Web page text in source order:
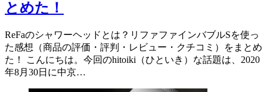
とめた！
ReFaのシャワーヘッドとは？リファファインバブルSを使っ
た感想（商品の評価・評判・レビュー・クチコミ）をまとめ
た！ こんにちは。今回のhitoiki（ひといき）な話題は、2020
年8月30日に中京…